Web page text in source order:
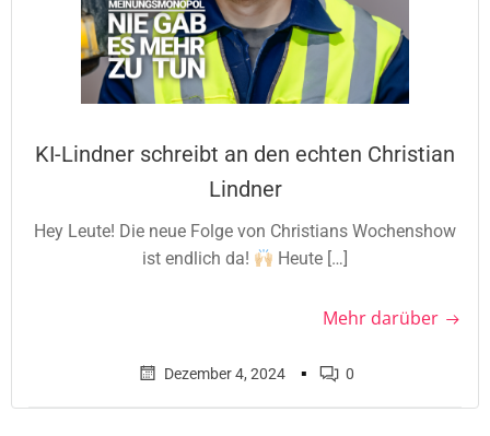
KI-Lindner schreibt an den echten Christian
Lindner
Hey Leute! Die neue Folge von Christians Wochenshow
ist endlich da!
Heute […]
Mehr darüber
Dezember 4, 2024 ▪ 0